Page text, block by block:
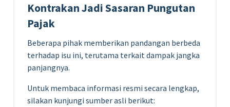
Kontrakan Jadi Sasaran Pungutan
Pajak
Beberapa pihak memberikan pandangan berbeda
terhadap isu ini, terutama terkait dampak jangka
panjangnya.
Untuk membaca informasi resmi secara lengkap,
silakan kunjungi sumber asli berikut: